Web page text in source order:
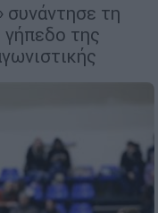
συνάντησε τη
της